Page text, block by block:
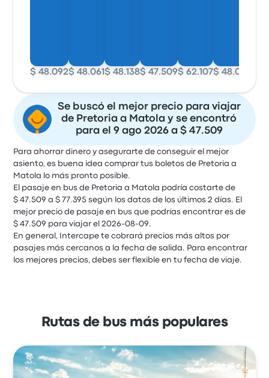
$ 48.092$ 48.061$ 48.138$ 47.509$ 62.107$ 48.000
Se buscó el mejor precio para viajar
de Pretoria a Matola y se encontró
para el 9 ago 2026 a $ 47.509
Para ahorrar dinero y asegurarte de conseguir el mejor
asiento, es buena idea comprar tus boletos de Pretoria a
Matola lo más pronto posible.
El pasaje en bus de Pretoria a Matola podría costarte de
$ 47.509 a $ 77.395 según los datos de los últimos 2 días. El
mejor precio de pasaje en bus que podrías encontrar es de
$ 47.509 para viajar el 2026-08-09.
En general, Intercape te cobrará precios más altos por
pasajes más cercanos a la fecha de salida. Para encontrar
los mejores precios, debes ser flexible en tu fecha de viaje.
Rutas de bus más populares